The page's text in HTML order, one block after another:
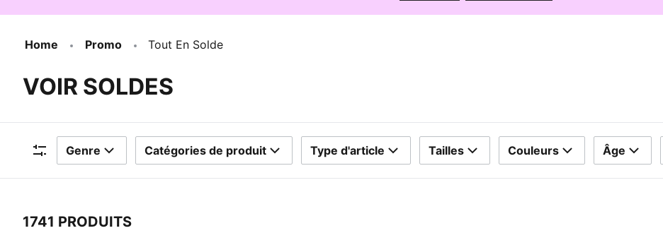
Home Promo Tout En Solde
VOIR SOLDES
Filtres
Genre Catégories de produit Type d'article Tailles Couleurs Âge
1741 PRODUITS